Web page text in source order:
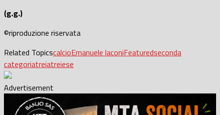
(g.g.)
©riproduzione riservata
Related TopicscalcioEmanuele laconiFeaturedseconda
categoriatreiatreiese
Advertisement